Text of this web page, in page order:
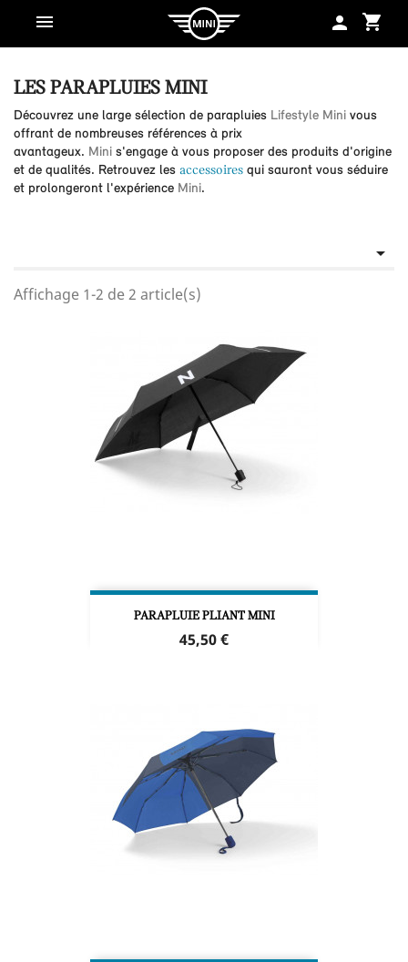
shopping_cart
person
LES PARAPLUIES MINI
Découvrez une large sélection de parapluies Lifestyle Mini vous
offrant de nombreuses références à prix
avantageux. Mini s'engage à vous proposer des produits d'origine
et de qualités. Retrouvez les accessoires qui sauront vous séduire
et prolongeront l'expérience Mini.

Affichage 1-2 de 2 article(s)
PARAPLUIE PLIANT MINI
Prix
45,50 €